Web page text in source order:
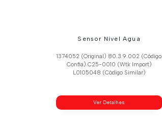
Sensor Nivel Agua
1374052 (Original) 80.3.9.002 (Código
Confia) C25-0010 (Wtk Import)
L0105048 (Código Similar)
Ver Detalhes